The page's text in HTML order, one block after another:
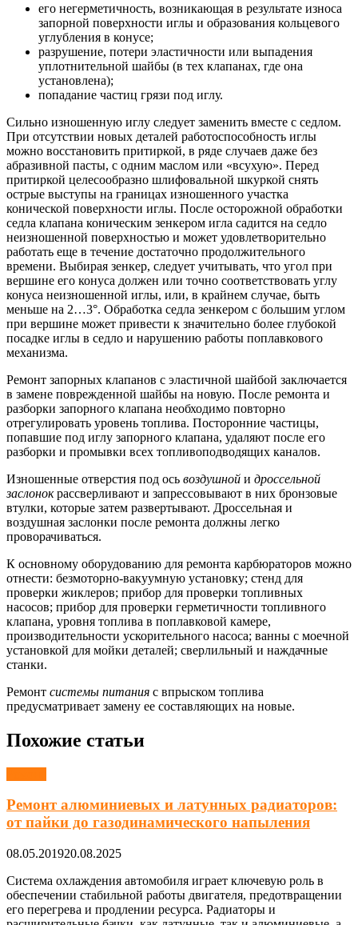
его негерметичность, возникающая в результате износа
запорной поверхности иглы и образования кольцевого
углубления в конусе;
разрушение, потери эластичности или выпадения
уплотнительной шайбы (в тех клапанах, где она
установлена);
попадание частиц грязи под иглу.
Сильно изношенную иглу следует заменить вместе с седлом.
При отсутствии новых деталей работоспособность иглы
можно восстановить притиркой, в ряде случаев даже без
абразивной пасты, с одним маслом или «всухую». Перед
притиркой целесообразно шлифовальной шкуркой снять
острые выступы на границах изношенного участка
конической поверхности иглы. После осторожной обработки
седла клапана коническим зенкером игла садится на седло
неизношенной поверхностью и может удовлетворительно
работать еще в течение достаточно продолжительного
времени. Выбирая зенкер, следует учитывать, что угол при
вершине его конуса должен или точно соответствовать углу
конуса неизношенной иглы, или, в крайнем случае, быть
меньше на 2…3°. Обработка седла зенкером с большим углом
при вершине может привести к значительно более глубокой
посадке иглы в седло и нарушению работы поплавкового
механизма.
Ремонт запорных клапанов с эластичной шайбой заключается
в замене поврежденной шайбы на новую. После ремонта и
разборки запорного клапана необходимо повторно
отрегулировать уровень топлива. Посторонние частицы,
попавшие под иглу запорного клапана, удаляют после его
разборки и промывки всех топливоподводящих каналов.
Изношенные отверстия под ось воздушной и дроссельной
заслонокрассверливают и запрессовывают в них бронзовые
втулки, которые затем развертывают. Дроссельная и
воздушная заслонки после ремонта должны легко
проворачиваться.
К основному оборудованию для ремонта карбюраторов можно
отнести: безмоторно-вакуумную установку; стенд для
проверки жиклеров; прибор для проверки топливных
насосов; прибор для проверки герметичности топливного
клапана, уровня топлива в поплавковой камере,
производительности ускорительного насоса; ванны с моечной
установкой для мойки деталей; сверлильный и наждачные
станки.
Ремонт системы питания с впрыском топлива
предусматривает замену ее составляющих на новые.
Похожие статьи
Ремонт алюминиевых и латунных радиаторов:
от пайки до газодинамического напыления
08.05.201920.08.2025
Система охлаждения автомобиля играет ключевую роль в
обеспечении стабильной работы двигателя, предотвращении
его перегрева и продлении ресурса. Радиаторы и